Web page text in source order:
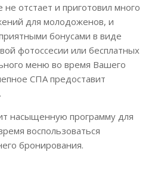
отстает и приготовил много
для молодоженов, и
бонусами в виде
фотоссесии или бесплатных
меню во время Вашего
СПА предоставит
насыщенную программу для
воспользоваться
бронирования.